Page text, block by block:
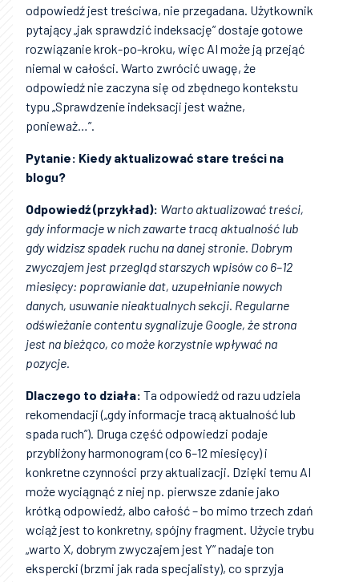
odpowiedź jest treściwa, nie przegadana. Użytkownik
pytający „jak sprawdzić indeksację” dostaje gotowe
rozwiązanie krok-po-kroku, więc AI może ją przejąć
niemal w całości. Warto zwrócić uwagę, że
odpowiedź nie zaczyna się od zbędnego kontekstu
typu „Sprawdzenie indeksacji jest ważne,
ponieważ…”.
Pytanie: Kiedy aktualizować stare treści na
blogu?
Odpowiedź (przykład): Warto aktualizować treści,
gdy informacje w nich zawarte tracą aktualność lub
gdy widzisz spadek ruchu na danej stronie. Dobrym
zwyczajem jest przegląd starszych wpisów co 6–12
miesięcy: poprawianie dat, uzupełnianie nowych
danych, usuwanie nieaktualnych sekcji. Regularne
odświeżanie contentu sygnalizuje Google, że strona
jest na bieżąco, co może korzystnie wpływać na
pozycje.
Dlaczego to działa: Ta odpowiedź od razu udziela
rekomendacji („gdy informacje tracą aktualność lub
spada ruch”). Druga część odpowiedzi podaje
przybliżony harmonogram (co 6–12 miesięcy) i
konkretne czynności przy aktualizacji. Dzięki temu AI
może wyciągnąć z niej np. pierwsze zdanie jako
krótką odpowiedź, albo całość – bo mimo trzech zdań
wciąż jest to konkretny, spójny fragment. Użycie trybu
„warto X, dobrym zwyczajem jest Y” nadaje ton
ekspercki (brzmi jak rada specjalisty), co sprzyja